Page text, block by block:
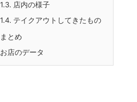
1.3. 店内の様子
1.4. テイクアウトしてきたもの
まとめ
お店のデータ